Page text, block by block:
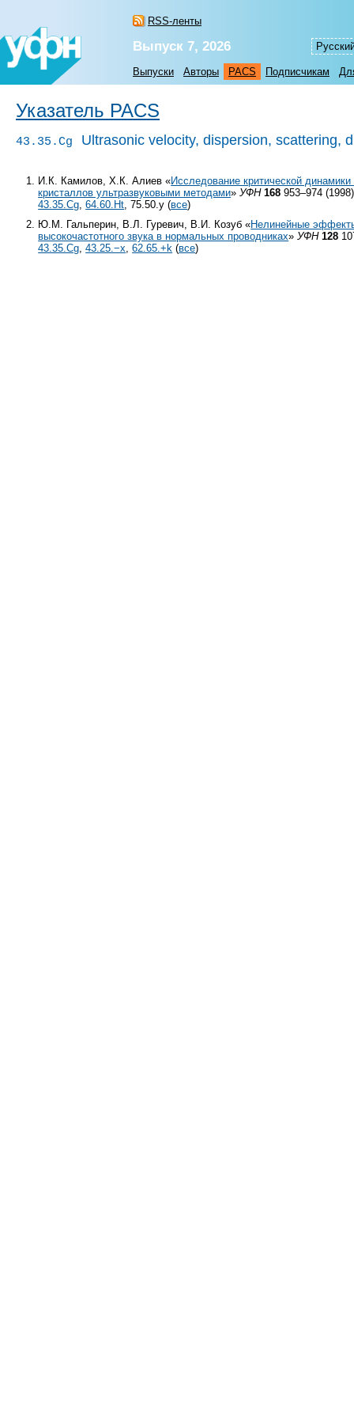
RSS-ленты
Выпуск 7, 2026
Выпуски Авторы PACS Подписчикам
Указатель PACS
43.35.Cg Ultrasonic velocity, dispersion, scattering,
И.К. Камилов, Х.К. Алиев «Исследование критической
кристаллов ультразвуковыми методами»УФН 168 953–974 (1998)
43.35.Cg,64.60.Ht, 75.50.y (все)
Ю.М. Гальперин, В.Л. Гуревич, В.И. Козуб «Нелинейные
высокочастотного звука в нормальных проводниках»УФН 128
43.35.Cg,43.25.−x,62.65.+k (все)